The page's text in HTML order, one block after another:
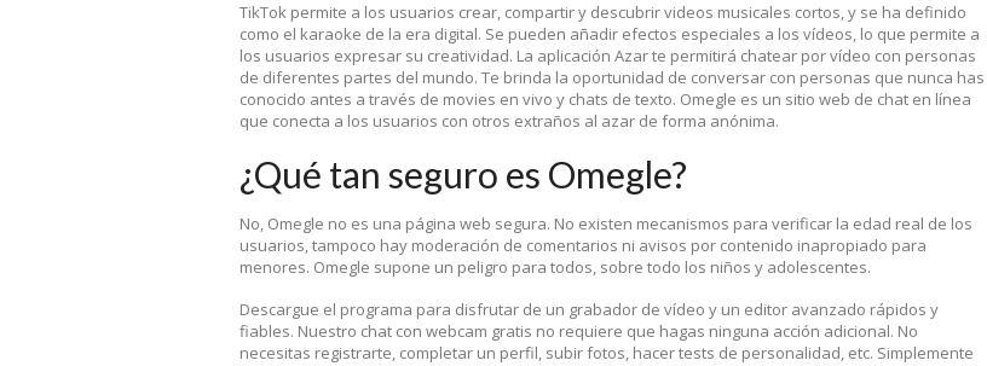
TikTok permite a los usuarios crear, compartir y descubrir videos musicales cortos, y se ha definido
como el karaoke de la era digital. Se pueden añadir efectos especiales a los vídeos, lo que permite a
los usuarios expresar su creatividad. La aplicación Azar te permitirá chatear por vídeo con personas
de diferentes partes del mundo. Te brinda la oportunidad de conversar con personas que nunca has
conocido antes a través de movies en vivo y chats de texto. Omegle es un sitio web de chat en línea
que conecta a los usuarios con otros extraños al azar de forma anónima.
¿Qué tan seguro es Omegle?
No, Omegle no es una página web segura. No existen mecanismos para verificar la edad real de los
usuarios, tampoco hay moderación de comentarios ni avisos por contenido inapropiado para
menores. Omegle supone un peligro para todos, sobre todo los niños y adolescentes.
Descargue el programa para disfrutar de un grabador de vídeo y un editor avanzado rápidos y
fiables. Nuestro chat con webcam gratis no requiere que hagas ninguna acción adicional. No
necesitas registrarte, completar un perfil, subir fotos, hacer tests de personalidad, etc. Simplemente